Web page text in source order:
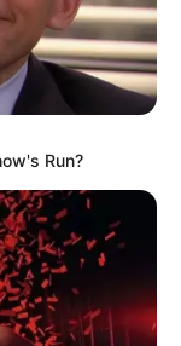
полицейский